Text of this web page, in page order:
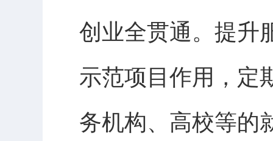
创业全贯通。提升
示范项目作用，定
务机构、高校等的